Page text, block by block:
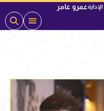
عمرو عامر